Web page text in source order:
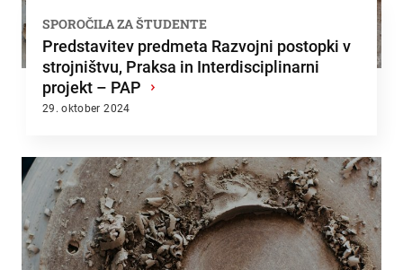
SPOROČILA ZA ŠTUDENTE
Predstavitev predmeta Razvojni postopki v
strojništvu, Praksa in Interdisciplinarni
projekt – PAP ›
29. oktober 2024